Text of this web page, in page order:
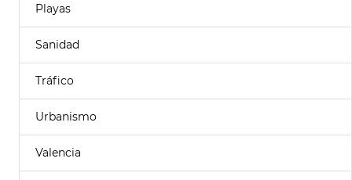
Playas
Sanidad
Tráfico
Urbanismo
Valencia